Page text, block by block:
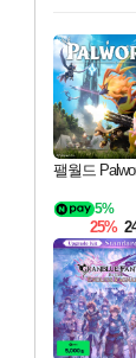
최대 90%
네이버혜
50%할인&
네이버 포
이니&베
네이버 혜
할인&네이
40주년 프
할인가에
일부 에디
혜택으로
편안하게
팰월드
5%
25%